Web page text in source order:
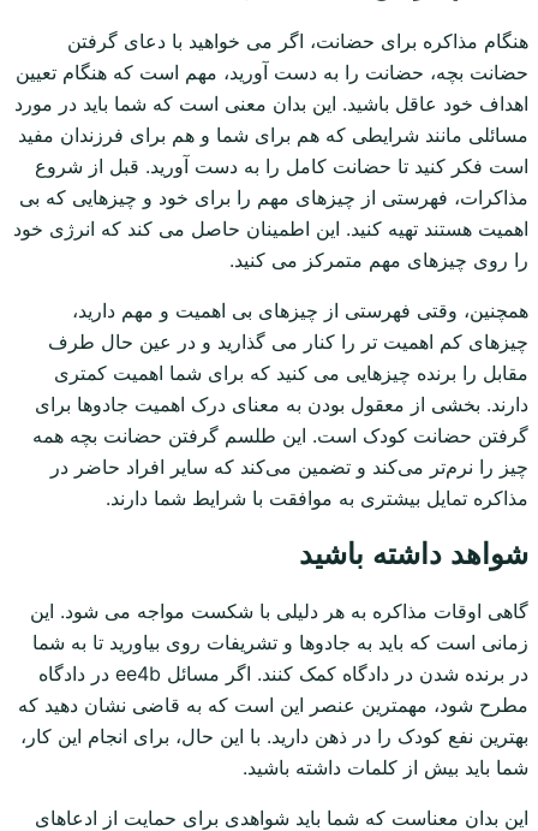
هنگام مذاکره برای حضانت، اگر می خواهید با دعای گرفتن
حضانت بچه، حضانت را به دست آورید، مهم است که هنگام تعیین
اهداف خود عاقل باشید. این بدان معنی است که شما باید در مورد
مسائلی مانند شرایطی که هم برای شما و هم برای فرزندان مفید
است فکر کنید تا حضانت کامل را به دست آورید. قبل از شروع
مذاکرات، فهرستی از چیزهای مهم را برای خود و چیزهایی که بی
اهمیت هستند تهیه کنید. این اطمینان حاصل می کند که انرژی خود
را روی چیزهای مهم متمرکز می کنید.
همچنین، وقتی فهرستی از چیزهای بی اهمیت و مهم دارید،
چیزهای کم اهمیت تر را کنار می گذارید و در عین حال طرف
مقابل را برنده چیزهایی می کنید که برای شما اهمیت کمتری
دارند. بخشی از معقول بودن به معنای درک اهمیت جادوها برای
گرفتن حضانت کودک است. این طلسم گرفتن حضانت بچه همه
چیز را نرم‌تر می‌کند و تضمین می‌کند که سایر افراد حاضر در
مذاکره تمایل بیشتری به موافقت با شرایط شما دارند.
شواهد داشته باشید
گاهی اوقات مذاکره به هر دلیلی با شکست مواجه می شود. این
زمانی است که باید به جادوها و تشریفات روی بیاورید تا به شما
در برنده شدن در دادگاه کمک کنند. اگر مسائل ee4b در دادگاه
مطرح شود، مهمترین عنصر این است که به قاضی نشان دهید که
بهترین نفع کودک را در ذهن دارید. با این حال، برای انجام این کار،
شما باید بیش از کلمات داشته باشید.
این بدان معناست که شما باید شواهدی برای حمایت از ادعاهای